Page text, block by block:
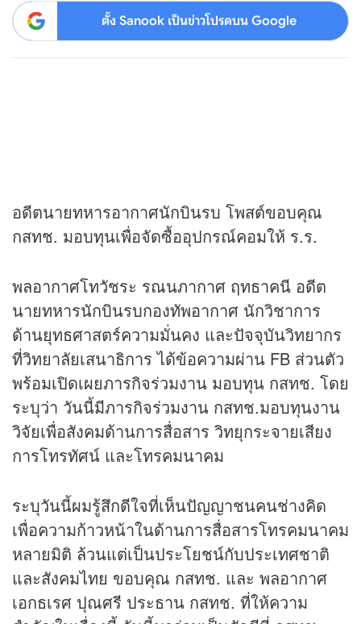
ตั้ง Sanook เป็นข่าวโปรดบน Google
อดีตนายทหารอากาศนักบินรบ โพสต์ขอบคุณ
กสทช. มอบทุนเพื่อจัดซื้ออุปกรณ์คอมให้ ร.ร.
พลอากาศโทวัชระ รณนภากาศ ฤทธาคนี อดีต
นายทหารนักบินรบกองทัพอากาศ นักวิชาการ
ด้านยุทธศาสตร์ความมั่นคง และปัจจุบันวิทยากร
ที่วิทยาลัยเสนาธิการ ได้ข้อความผ่าน FB ส่วนตัว
พร้อมเปิดเผยภารกิจร่วมงาน มอบทุน กสทช. โดย
ระบุว่า วันนี้มีภารกิจร่วมงาน กสทช.มอบทุนงาน
วิจัยเพื่อสังคมด้านการสื่อสาร วิทยุกระจายเสียง
การโทรทัศน์ และโทรคมนาคม
ระบุวันนี้ผมรู้สึกดีใจที่เห็นปัญญาชนคนช่างคิด
เพื่อความก้าวหน้าในด้านการสื่อสารโทรคมนาคม
หลายมิติ ล้วนแต่เป็นประโยชน์กับประเทศชาติ
และสังคมไทย ขอบคุณ กสทช. และ พลอากาศ
เอกธเรศ ปุณศรี ประธาน กสทช. ที่ให้ความ